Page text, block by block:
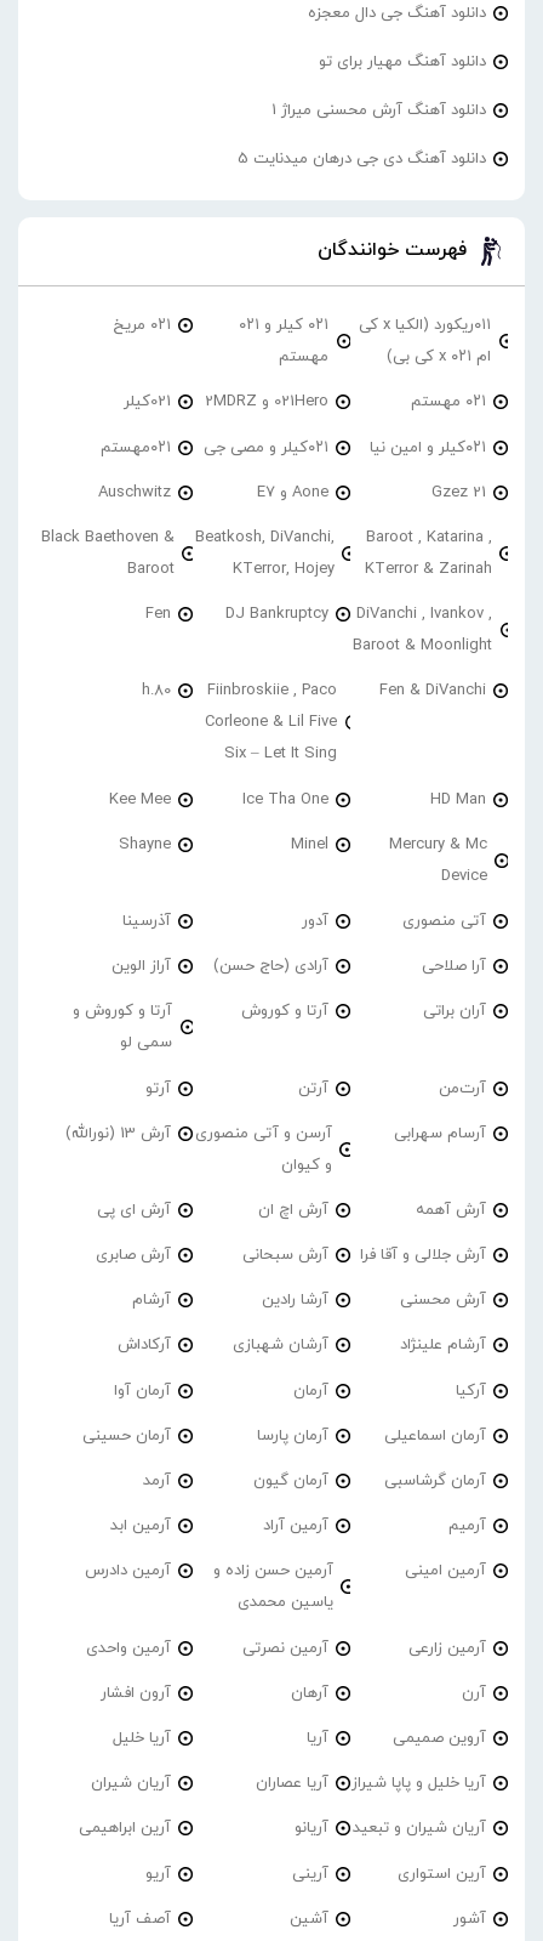
دانلود آهنگ جی دال معجزه
دانلود آهنگ مهیار برای تو
دانلود آهنگ آرش محسنی میراژ 1
دانلود آهنگ دی جی درهان میدنایت 5
فهرست خوانندگان
۰۱۱ریکورد (الکیا x کی
ام ۰۲۱ x کی بی)
۰۲۱ کیلر و ۰۲۱
مهستم
۰۲۱ مریخ
۰۲۱ مهستم 021Hero و 2MDRZ 021کیلر
۰۲۱کیلر و امین نیا ۰۲۱کیلر و مصی جی ۰۲۱مهستم
21 Gzez Aone و E7 Auschwitz
Baroot , Katarina ,
KTerror & Zarinah
Beatkosh, DiVanchi,
KTerror, Hojey
Black Baethoven &
Baroot
DiVanchi , Ivankov ,
Baroot & Moonlight
DJ Bankruptcy
Fen
Fen & DiVanchi
Fiinbroskiie , Paco
Corleone & Lil Five
Six – Let It Sing
h.80
HD Man
Ice Tha One
Kee Mee
Mercury & Mc
Device
Minel
Shayne
آتی منصوری آدور آذرسینا
آرا صلاحی آرادی (حاج حسن) آراز الوین
آران براتی آرتا و کوروش
آرتا و کوروش و
سمی لو
آرت‌من آرتن آرتو
آرسام سهرابی
آرسن و آتی منصوری
و کیوان
آرش 13 (نورالله)
آرش آهمه آرش اچ ان آرش ای پی
آرش جلالی و آقا فرا آرش سبحانی آرش صابری
آرش محسنی آرشا رادین آرشام
آرشام علینژاد آرشان شهبازی آرکاداش
آرکیا آرمان آرمان آوا
آرمان اسماعیلی آرمان پارسا آرمان حسینی
آرمان گرشاسبی آرمان گیون آرمد
آرمیم آرمین آراد آرمین ابد
آرمین امینی
آرمین حسن زاده و
یاسین محمدی
آرمین دادرس
آرمین زارعی آرمین نصرتی آرمین واحدی
آرن آرهان آرون افشار
آروین صمیمی آریا آریا خلیل
آریا خلیل و پاپا شیراز آریا عصاران آریان شیران
آریان شیران و تبعید آریانو آرین ابراهیمی
آرین استواری آرینی آریو
آشور آشین آصف آریا